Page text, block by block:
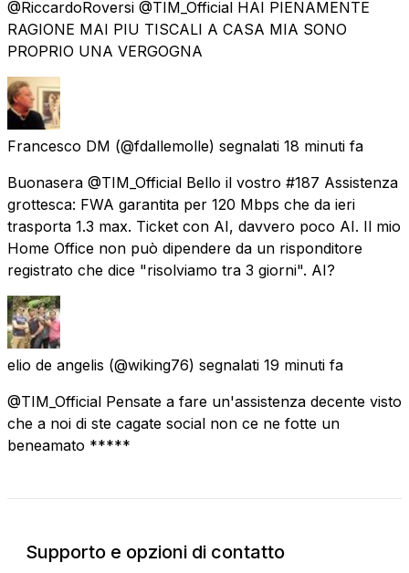
@RiccardoRoversi @TIM_Official HAI PIENAMENTE
RAGIONE MAI PIU TISCALI A CASA MIA SONO
PROPRIO UNA VERGOGNA
Francesco DM (@fdallemolle) segnalati 18 minuti fa
Buonasera @TIM_Official Bello il vostro #187 Assistenza
grottesca: FWA garantita per 120 Mbps che da ieri
trasporta 1.3 max. Ticket con AI, davvero poco AI. Il mio
Home Office non può dipendere da un risponditore
registrato che dice "risolviamo tra 3 giorni". AI?
elio de angelis (@wiking76) segnalati 19 minuti fa
@TIM_Official Pensate a fare un'assistenza decente visto
che a noi di ste cagate social non ce ne fotte un
beneamato *****
Supporto e opzioni di contatto